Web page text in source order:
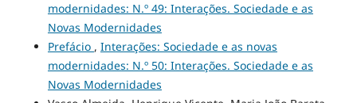
modernidades: N.º 49: Interações. Sociedade e as
Novas Modernidades
Prefácio , Interações: Sociedade e as novas
modernidades: N.º 50: Interações. Sociedade e as
Novas Modernidades